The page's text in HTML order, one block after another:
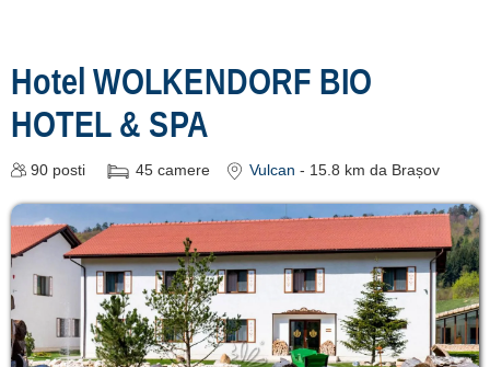
Hotel WOLKENDORF BIO
HOTEL & SPA
90 posti 45 camere Vulcan - 15.8 km da Brașov